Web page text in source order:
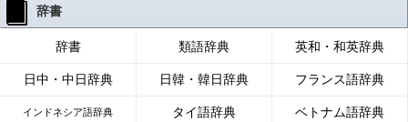
辞書
辞書 類語辞典 英和・和英辞典
日中・中日辞典 日韓・韓日辞典 フランス語辞典
インドネシア語辞典 タイ語辞典 ベトナム語辞典